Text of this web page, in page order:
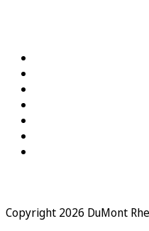
Copyright 2026 DuMont